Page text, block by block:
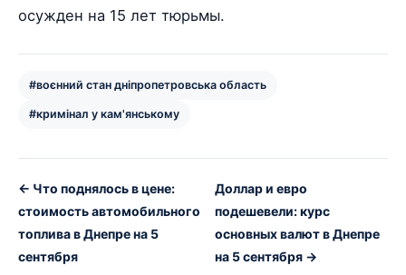
осужден на 15 лет тюрьмы.
#воєнний стан дніпропетровська область
#кримінал у кам'янському
← Что поднялось в цене:
стоимость автомобильного
топлива в Днепре на 5
сентября
Доллар и евро
подешевели: курс
основных валют в Днепре
на 5 сентября →